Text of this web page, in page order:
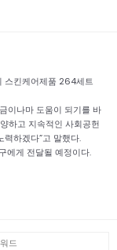
스킨케어제품 264세트
이나마 도움이 되기를 바
하고 지속적인 사회공헌
하겠다”고 말했다.
에게 전달될 예정이다.